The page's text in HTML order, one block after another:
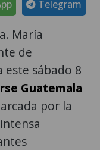
Telegram
María
de
este sábado 8
Guatemala
por la